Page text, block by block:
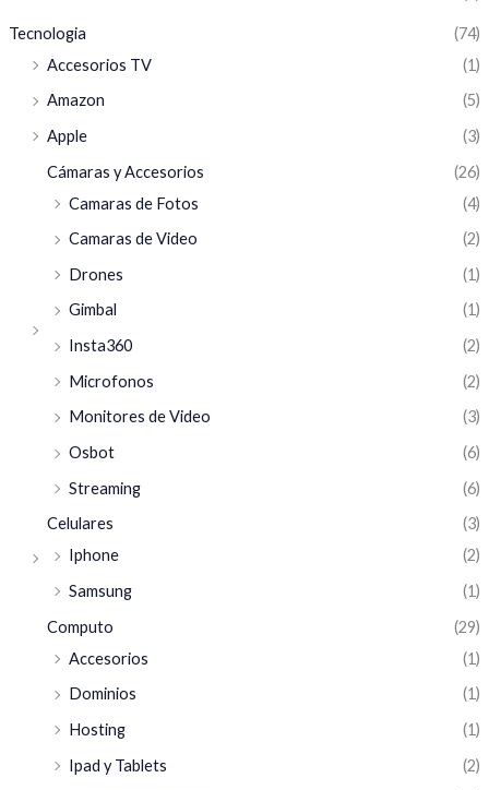
Tecnologia
(74)
Accesorios TV
(1)
Amazon
(5)
Apple
(3)
Cámaras y Accesorios
(26)
Camaras de Fotos
(4)
Camaras de Video
(2)
Drones
(1)
Gimbal
(1)
Insta360
(2)
Microfonos
(2)
Monitores de Video
(3)
Osbot
(6)
Streaming
(6)
Celulares
(3)
Iphone
(2)
Samsung
(1)
Computo
(29)
Accesorios
(1)
Dominios
(1)
Hosting
(1)
Ipad y Tablets
(2)